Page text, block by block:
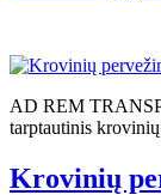
AD REM
tarptautinis
Krovinių